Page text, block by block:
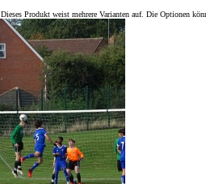
Dieses Produkt weist mehrere Varianten auf. Die Optionen